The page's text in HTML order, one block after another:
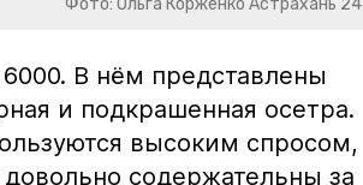
В нём представлены
и подкрашенная осетра.
высоким спросом,
содержательны за